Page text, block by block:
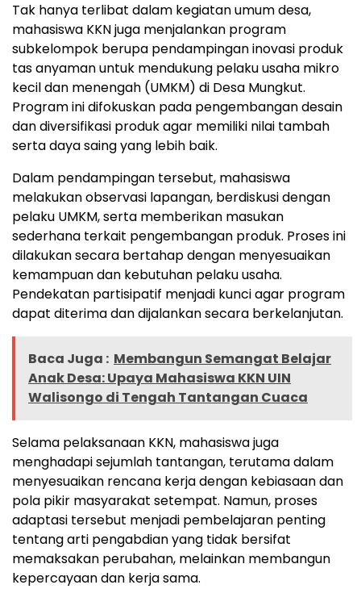
Tak hanya terlibat dalam kegiatan umum desa,
mahasiswa KKN juga menjalankan program
subkelompok berupa pendampingan inovasi produk
tas anyaman untuk mendukung pelaku usaha mikro
kecil dan menengah (UMKM) di Desa Mungkut.
Program ini difokuskan pada pengembangan desain
dan diversifikasi produk agar memiliki nilai tambah
serta daya saing yang lebih baik.
Dalam pendampingan tersebut, mahasiswa
melakukan observasi lapangan, berdiskusi dengan
pelaku UMKM, serta memberikan masukan
sederhana terkait pengembangan produk. Proses ini
dilakukan secara bertahap dengan menyesuaikan
kemampuan dan kebutuhan pelaku usaha.
Pendekatan partisipatif menjadi kunci agar program
dapat diterima dan dijalankan secara berkelanjutan.
Baca Juga : Membangun Semangat Belajar
Anak Desa: Upaya Mahasiswa KKN UIN
Walisongo di Tengah Tantangan Cuaca
Selama pelaksanaan KKN, mahasiswa juga
menghadapi sejumlah tantangan, terutama dalam
menyesuaikan rencana kerja dengan kebiasaan dan
pola pikir masyarakat setempat. Namun, proses
adaptasi tersebut menjadi pembelajaran penting
tentang arti pengabdian yang tidak bersifat
memaksakan perubahan, melainkan membangun
kepercayaan dan kerja sama.